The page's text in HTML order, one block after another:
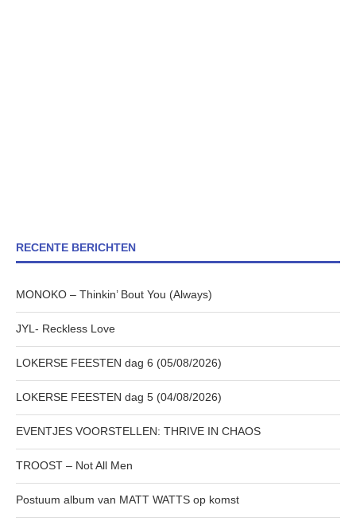
RECENTE BERICHTEN
MONOKO – Thinkin’ Bout You (Always)
JYL- Reckless Love
LOKERSE FEESTEN dag 6 (05/08/2026)
LOKERSE FEESTEN dag 5 (04/08/2026)
EVENTJES VOORSTELLEN: THRIVE IN CHAOS
TROOST – Not All Men
Postuum album van MATT WATTS op komst